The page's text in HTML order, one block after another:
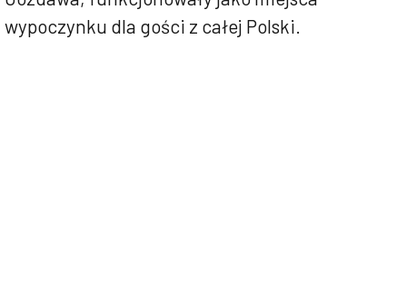
wypoczynku dla gości z całej Polski.